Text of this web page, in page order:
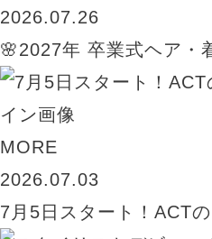
2026.07.26
🌸2027年 卒業式ヘア・
MORE
2026.07.03
7月5日スタート！ACT